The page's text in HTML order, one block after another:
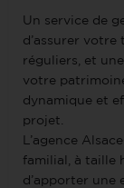
Un service de
d’assurer
réguliers, et
votre
dynamique et
projet.
L’agence
familial, à taille
d’apporter une